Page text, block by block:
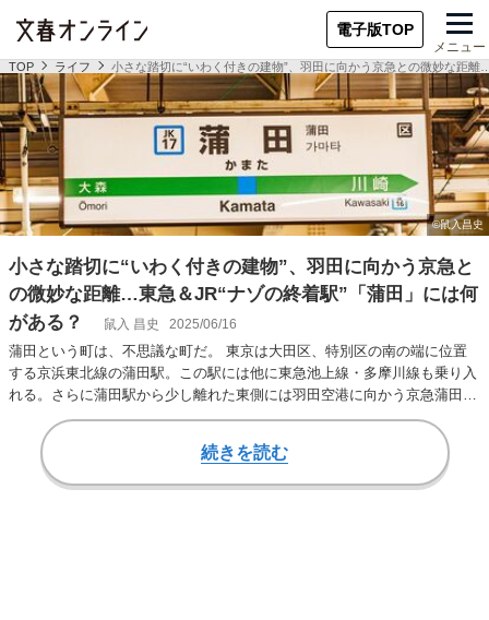
電子版TOP
メニュー
TOP ライフ 小さな踏切に“いわく付きの建物”、羽田に向かう京急との微妙な距
小さな踏切に“いわく付きの建物”、羽田に向かう京急と
の微妙な距離…東急＆JR“ナゾの終着駅”「蒲田」には何
がある？
鼠入 昌史 2025/06/16
蒲田という町は、不思議な町だ。 東京は大田区、特別区の南の端に位置
する京浜東北線の蒲田駅。この駅には他に東急池上線・多摩川線も乗り入
れる。さらに蒲田駅から少し離れた東側には羽田空港に向かう京急蒲田駅
もある。つまり、…
続きを読む